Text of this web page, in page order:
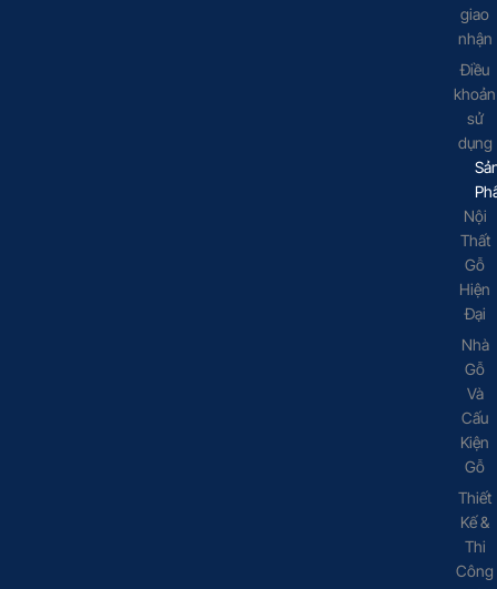
giao
nhận
Điều
khoản
sử
dụng
Nội
Thất
Gỗ
Hiện
Đại
Nhà
Gỗ
Và
Cấu
Kiện
Gỗ
Thiết
Kế &
Thi
Công